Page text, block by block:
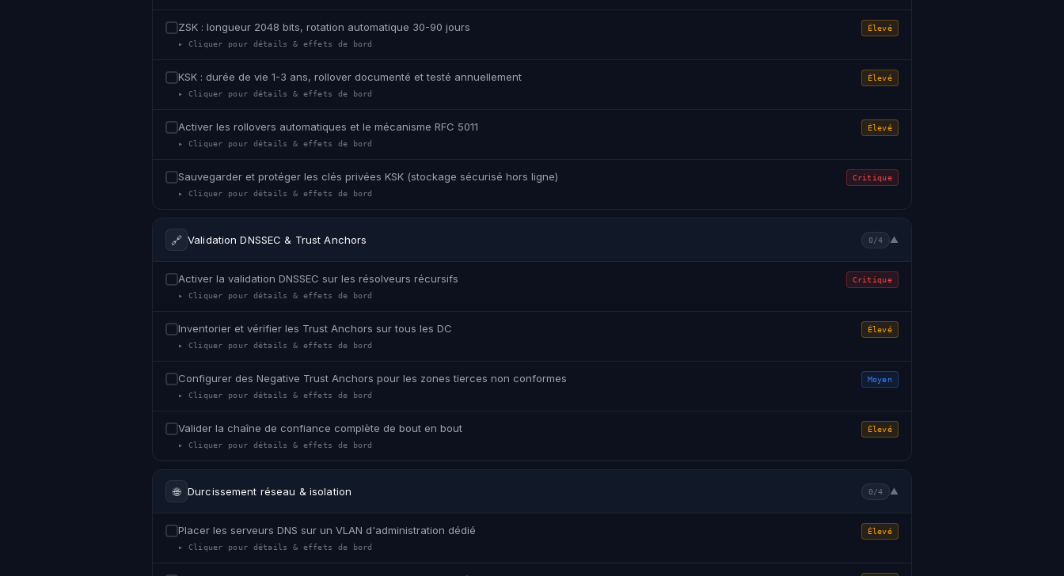
ZSK : longueur 2048 bits, rotation automatique 30-90 jours
Élevé
▸ Cliquer pour détails & effets de bord
KSK : durée de vie 1-3 ans, rollover documenté et testé annuellement
Élevé
▸ Cliquer pour détails & effets de bord
Activer les rollovers automatiques et le mécanisme RFC 5011
Élevé
▸ Cliquer pour détails & effets de bord
Sauvegarder et protéger les clés privées KSK (stockage sécurisé hors ligne)
Critique
▸ Cliquer pour détails & effets de bord
🔗 Validation DNSSEC & Trust Anchors 0/4 ▼
Activer la validation DNSSEC sur les résolveurs récursifs
Critique
▸ Cliquer pour détails & effets de bord
Inventorier et vérifier les Trust Anchors sur tous les DC
Élevé
▸ Cliquer pour détails & effets de bord
Configurer des Negative Trust Anchors pour les zones tierces non conformes
Moyen
▸ Cliquer pour détails & effets de bord
Valider la chaîne de confiance complète de bout en bout
Élevé
▸ Cliquer pour détails & effets de bord
🌐 Durcissement réseau & isolation 0/4 ▼
Placer les serveurs DNS sur un VLAN d'administration dédié
Élevé
▸ Cliquer pour détails & effets de bord